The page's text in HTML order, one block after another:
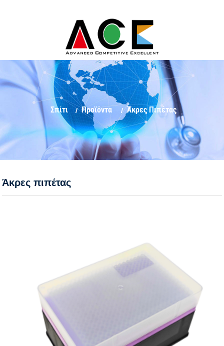
Σπίτι Προϊόντα Άκρες Πιπέτας
Άκρες πιπέτας